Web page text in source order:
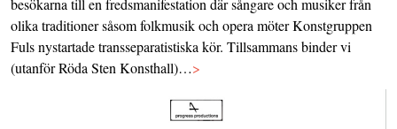
besökarna till en fredsmanifestation där sångare och musiker från
olika traditioner såsom folkmusik och opera möter Konstgruppen
Fuls nystartade transseparatistiska kör. Tillsammans binder vi
(utanför Röda Sten Konsthall)…>